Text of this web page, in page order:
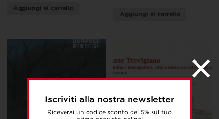
Iscriviti alla nostra newsletter
Riceverai un codice sconto del 5% sul tuo
Aggiungi al carrello
Aggiungi al carrello